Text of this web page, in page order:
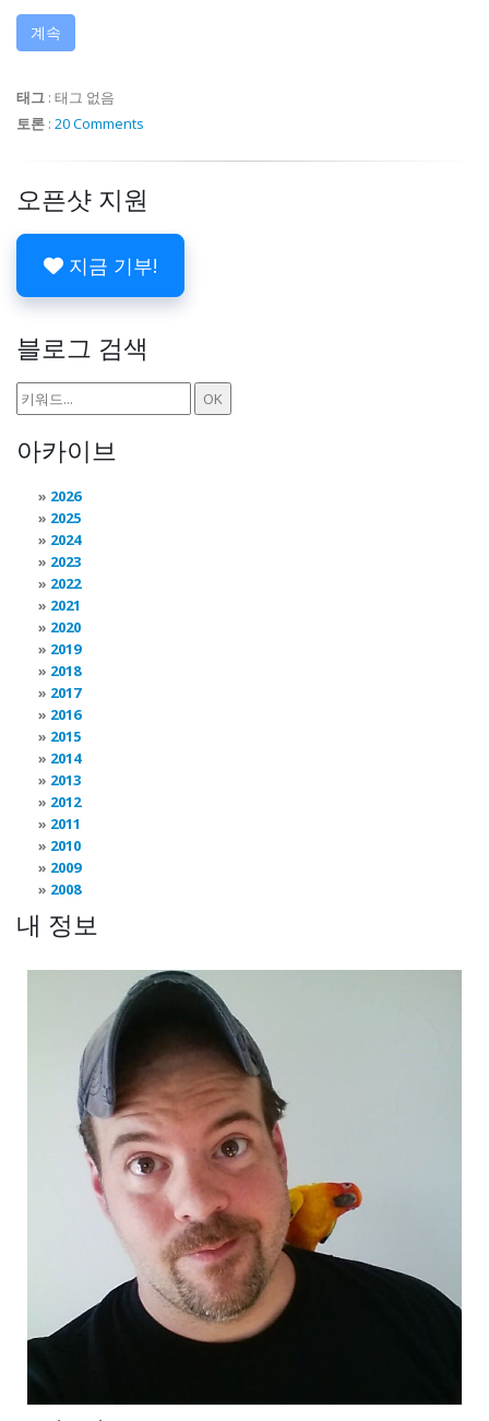
계속
태그 : 태그 없음
토론 : 20 Comments
오픈샷 지원
지금 기부!
블로그 검색
아카이브
2026
2025
2024
2023
2022
2021
2020
2019
2018
2017
2016
2015
2014
2013
2012
2011
2010
2009
2008
내 정보